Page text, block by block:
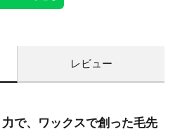
レビュー
で、ワックスで創った毛先